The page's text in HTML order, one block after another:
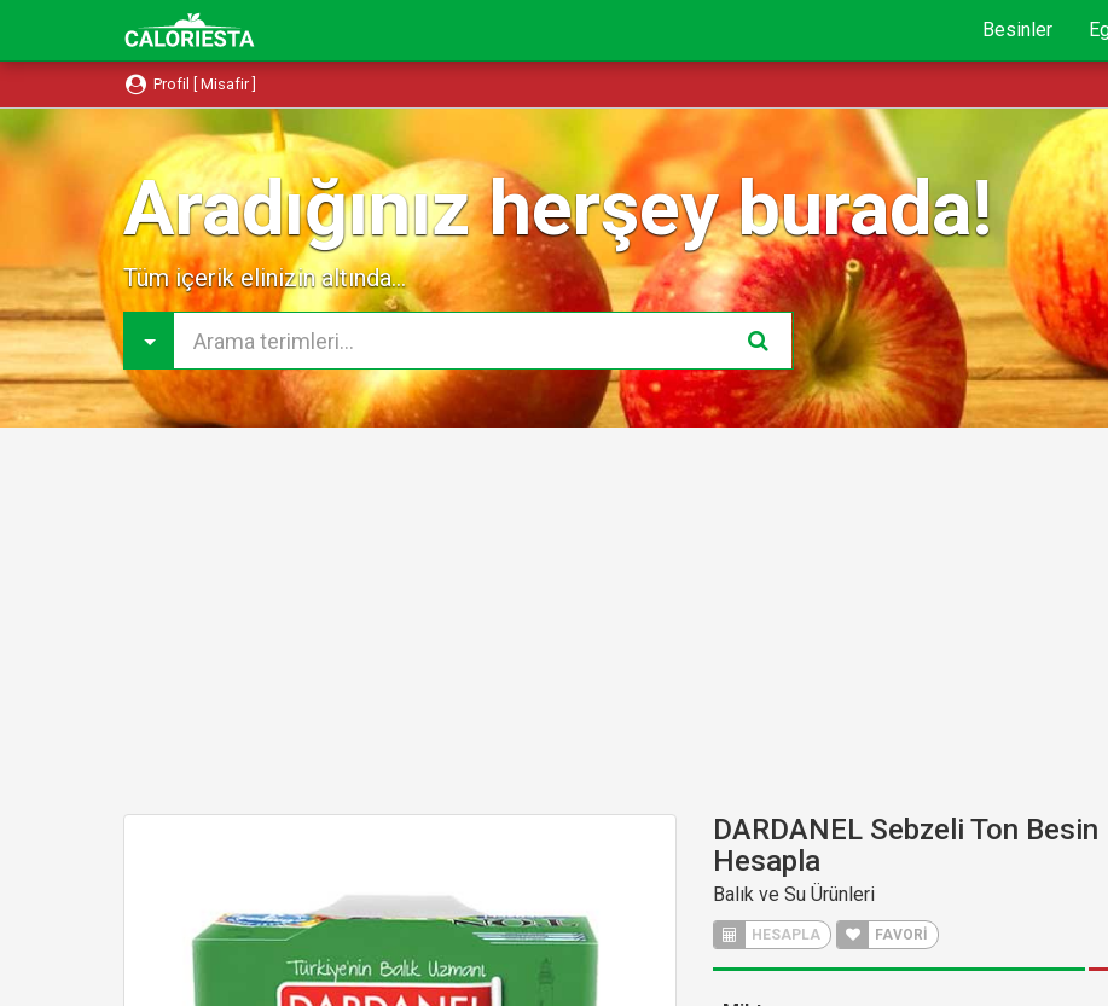
Besinler
Profil [ Misafir ]
Aradığınız herşey burada!
Tüm içerik elinizin altında...
DARDANEL Sebzeli Ton
Hesapla
Balık ve Su Ürünleri
HESAPLA FAVORİ